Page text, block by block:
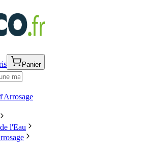
Panier
l'Eau